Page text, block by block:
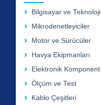
Bilgisayar ve Teknoloji
Mikrodenetleyiciler
Motor ve Sürücüler
Havya Ekipmanları
Elektronik Komponent
Ölçüm ve Test
Kablo Çeşitleri